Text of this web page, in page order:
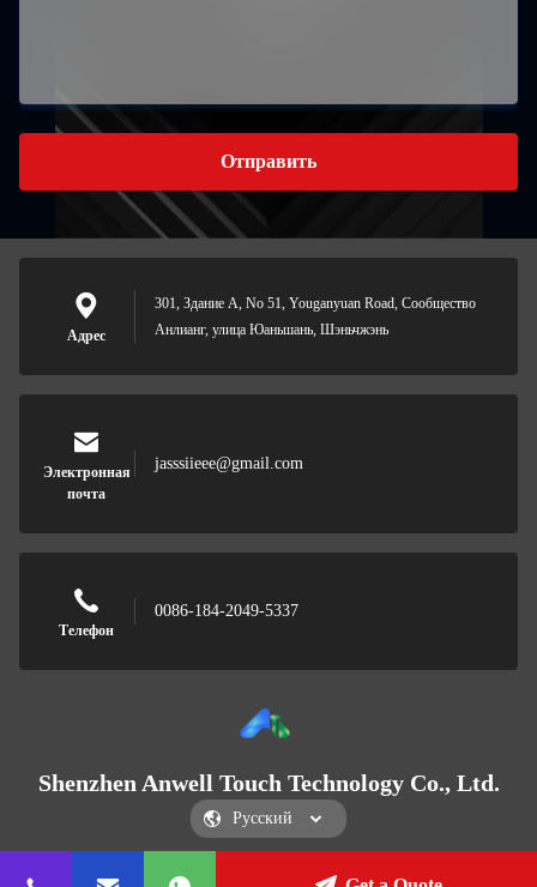
Отправить
Адрес
301, Здание А, No 51, Youganyuan Road, Сообщество
Анлианг, улица Юаньшань, Шэньчжэнь
Электронная
почта
jasssiieee@gmail.com
Телефон
0086-184-2049-5337
Shenzhen Anwell Touch Technology Co., Ltd.